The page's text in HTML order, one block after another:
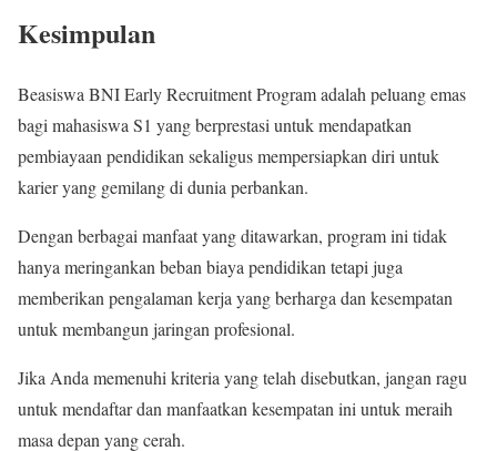
Kesimpulan
Beasiswa BNI Early Recruitment Program adalah peluang emas
bagi mahasiswa S1 yang berprestasi untuk mendapatkan
pembiayaan pendidikan sekaligus mempersiapkan diri untuk
karier yang gemilang di dunia perbankan.
Dengan berbagai manfaat yang ditawarkan, program ini tidak
hanya meringankan beban biaya pendidikan tetapi juga
memberikan pengalaman kerja yang berharga dan kesempatan
untuk membangun jaringan profesional.
Jika Anda memenuhi kriteria yang telah disebutkan, jangan ragu
untuk mendaftar dan manfaatkan kesempatan ini untuk meraih
masa depan yang cerah.